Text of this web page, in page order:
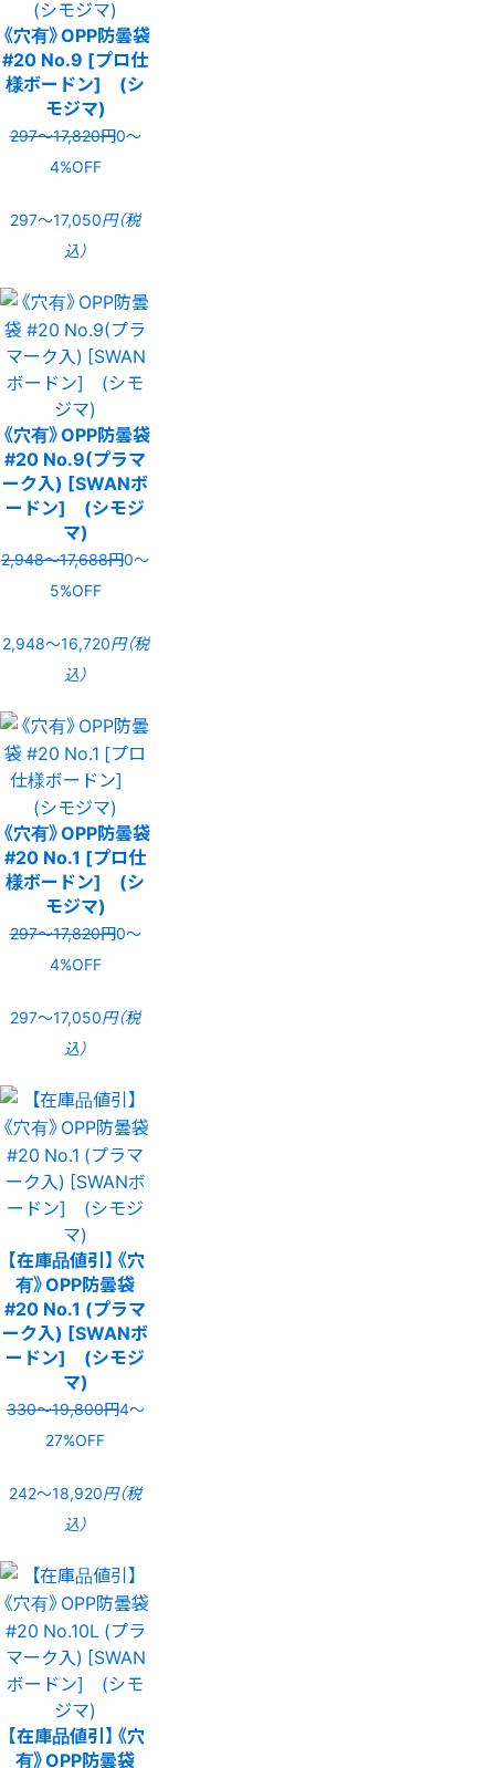
《穴有》OPP防曇袋
#20 No.9 [プロ仕
様ボードン] (シ
モジマ)
297〜17,820円0〜
4%OFF
297〜17,050円（税
込）
《穴有》OPP防曇袋
#20 No.9(プラマ
ーク入) [SWANボ
ードン] (シモジ
マ)
2,948〜17,688円0〜
5%OFF
2,948〜16,720円（税
込）
《穴有》OPP防曇袋
#20 No.1 [プロ仕
様ボードン] (シ
モジマ)
297〜17,820円0〜
4%OFF
297〜17,050円（税
込）
【在庫品値引】《穴
有》OPP防曇袋
#20 No.1 (プラマ
ーク入) [SWANボ
ードン] (シモジ
マ)
330〜19,800円4〜
27%OFF
242〜18,920円（税
込）
【在庫品値引】《穴
有》OPP防曇袋